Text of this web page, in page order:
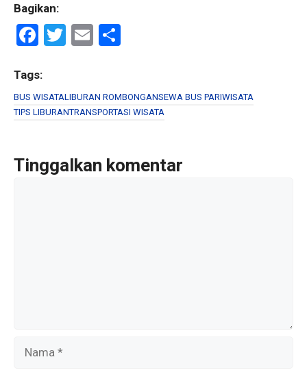
Bagikan:
F
ce
b
o
k
T
er
E
e
Tags:
BUS WISATALIBURAN ROMBONGANSEWA BUS PARIWISATA
TIPS LIBURANTRANSPORTASI WISATA
Tinggalkan komentar